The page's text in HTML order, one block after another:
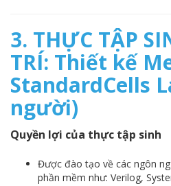
3. THỰC TẬP
TRÍ: Thiết kế
StandardCells
người)
Quyền lợi của thực tập sinh
Được đào tạo về các ngôn
phần mềm như: Verilog,